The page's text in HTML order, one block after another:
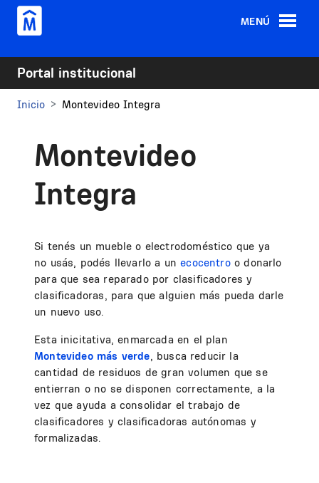
Pasar al contenido principal
MENÚ
Portal institucional
Inicio Montevideo Integra
Montevideo
Integra
Si tenés un mueble o electrodoméstico que ya
no usás, podés llevarlo a unecocentroo donarlo
para que sea reparado por clasificadores y
clasificadoras, para que alguien más pueda darle
un nuevo uso.
Esta inicitativa, enmarcada en el plan
Montevideo más verde, busca reducir la
cantidad de residuos de gran volumen que se
entierran o no se disponen correctamente, a la
vez que ayuda a consolidar el trabajo de
clasificadores y clasificadoras autónomas y
formalizadas.